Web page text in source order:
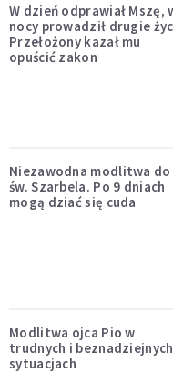
W dzień odprawiał Mszę,
nocy prowadził drugie
Przełożony kazał mu
opuścić zakon
Niezawodna modlitwa do
św. Szarbela. Po 9 dniach
mogą dziać się cuda
Modlitwa ojca Pio w
trudnych i beznadziejnych
sytuacjach